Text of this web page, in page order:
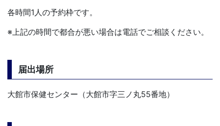
各時間1人の予約枠です。
※上記の時間で都合が悪い場合は電話でご相談ください。
届出場所
大館市保健センター（大館市字三ノ丸55番地）